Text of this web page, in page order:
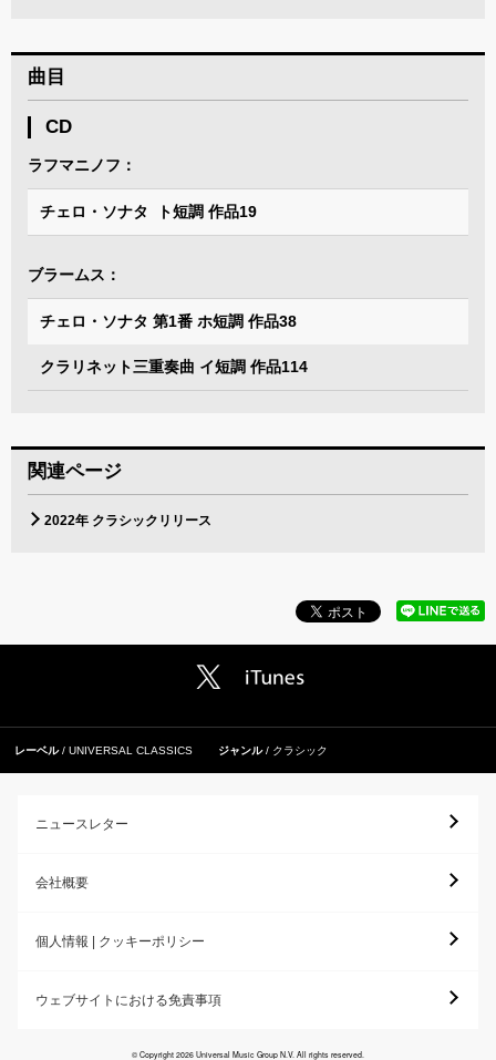
曲目
CD
ラフマニノフ：
チェロ・ソナタ ト短調 作品19
ブラームス：
チェロ・ソナタ 第1番 ホ短調 作品38
クラリネット三重奏曲 イ短調 作品114
関連ページ
2022年 クラシックリリース
レーベル UNIVERSAL CLASSICS ジャンル クラシック
ニュースレター
会社概要
個人情報 | クッキーポリシー
ウェブサイトにおける免責事項
© Copyright 2026 Universal Music Group N.V. All rights reserved.